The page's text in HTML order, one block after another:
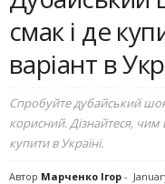
смак і де
варіант в
Спробуйте дубайський
корисний. Дізнайтеся, чим
купити в Україні.
Автор Марченко Ігор -